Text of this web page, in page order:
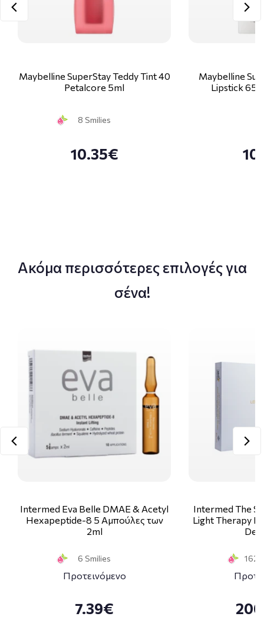
Maybelline SuperStay Teddy Tint 40
Petalcore 5ml
8 Smilies
10.35€
Maybelline
Lipstick 65
Ακόμα περισσότερες επιλογές για
σένα!
Intermed Eva Belle DMAE & Acetyl
Hexapeptide-8 5 Αμπούλες των
2ml
6 Smilies
Προτεινόμενο
7.39€
Intermed The
Light Therapy
162